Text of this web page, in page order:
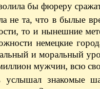
бы фюреру
не та, что в былые
то и нынешние
немецкие
и моральный
мужчин, всю
услышал знакомые